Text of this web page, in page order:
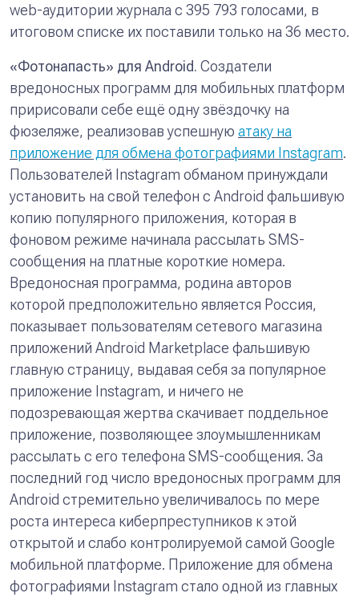
web-аудитории журнала с 395 793 голосами, в
итоговом списке их поставили только на 36 место.
«Фотонапасть» для Android. Создатели
вредоносных программ для мобильных платформ
пририсовали себе ещё одну звёздочку на
фюзеляже, реализовав успешную атаку на
приложение для обмена фотографиями Instagram.
Пользователей Instagram обманом принуждали
установить на свой телефон с Android фальшивую
копию популярного приложения, которая в
фоновом режиме начинала рассылать SMS-
сообщения на платные короткие номера.
Вредоносная программа, родина авторов
которой предположительно является Россия,
показывает пользователям сетевого магазина
приложений Android Marketplace фальшивую
главную страницу, выдавая себя за популярное
приложение Instagram, и ничего не
подозревающая жертва скачивает поддельное
приложение, позволяющее злоумышленникам
рассылать с его телефона SMS-сообщения. За
последний год число вредоносных программ для
Android стремительно увеличивалось по мере
роста интереса киберпреступников к этой
открытой и слабо контролируемой самой Google
мобильной платформе. Приложение для обмена
фотографиями Instagram стало одной из главных